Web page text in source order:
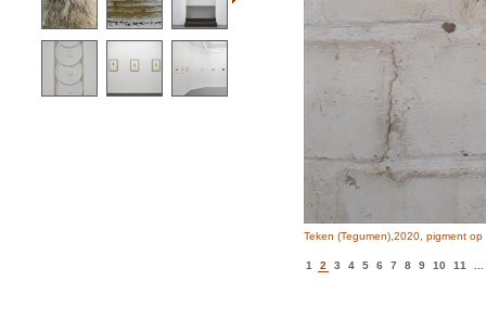
Teken (Tegumen),2020, pigment op
1 2 3 4 5 6 7 8 9 10 11